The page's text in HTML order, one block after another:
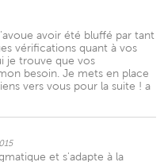
avoir été bluffé par tant
vérifications quant à vos
je trouve que vos
besoin. Je mets en place
vers vous pour la suite ! a
et s'adapte à la